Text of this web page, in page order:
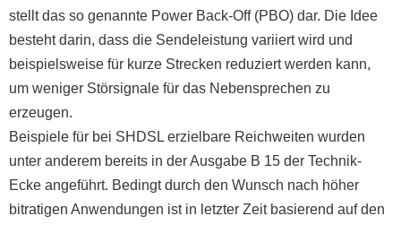
stellt das so genannte Power Back-Off (PBO) dar. Die Idee
besteht darin, dass die Sendeleistung variiert wird und
beispielsweise für kurze Strecken reduziert werden kann,
um weniger Störsignale für das Nebensprechen zu
erzeugen.
Beispiele für bei SHDSL erzielbare Reichweiten wurden
unter anderem bereits in der Ausgabe B 15 der Technik-
Ecke angeführt. Bedingt durch den Wunsch nach höher
bitratigen Anwendungen ist in letzter Zeit basierend auf den